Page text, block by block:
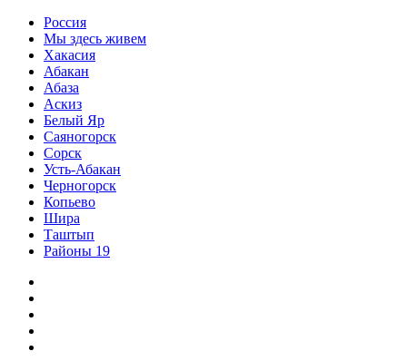
Перейти
содержимому
Россия
Мы здесь живем
Хакасия
Абакан
Абаза
Аскиз
Белый Яр
Саяногорск
Сорск
Усть-Абакан
Черногорск
Копьево
Шира
Таштып
Районы 19